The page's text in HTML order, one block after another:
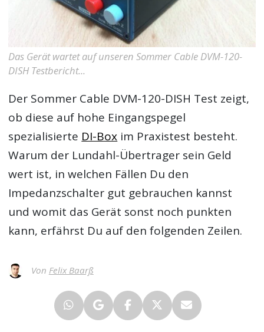
Das Gerät wartet auf unseren Sommer Cable DVM-120-
DISH Testbericht...
Der Sommer Cable DVM-120-DISH Test zeigt,
ob diese auf hohe Eingangspegel
spezialisierte DI-Box im Praxistest besteht.
Warum der Lundahl-Übertrager sein Geld
wert ist, in welchen Fällen Du den
Impedanzschalter gut gebrauchen kannst
und womit das Gerät sonst noch punkten
kann, erfährst Du auf den folgenden Zeilen.
Von Felix Baarß